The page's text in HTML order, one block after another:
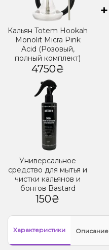
Кальян Totem Hookah
Monolit Micra Pink
Acid (Розовый,
полный комплект)
4750₴
+
Универсальное
средство для мытья и
чистки кальянов и
бонгов Bastard
150₴
Характеристики Описание